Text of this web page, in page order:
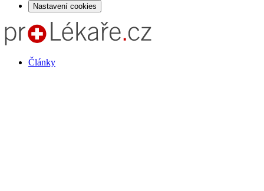
Nastavení cookies
Články